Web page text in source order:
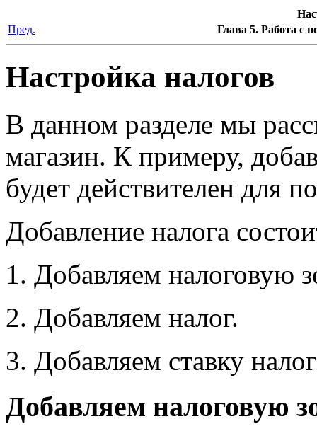
Пред.
Глава 5. Работа с
Настройка налогов
В данном разделе мы
магазин. К примеру,
будет действителен для
Добавление налога
Добавляем налоговую
Добавляем налог.
Добавляем ставку
Добавляем налоговую